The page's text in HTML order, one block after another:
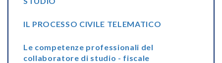
IL PROCESSO CIVILE TELEMATICO
Le competenze professionali del
collaboratore di studio - fiscale